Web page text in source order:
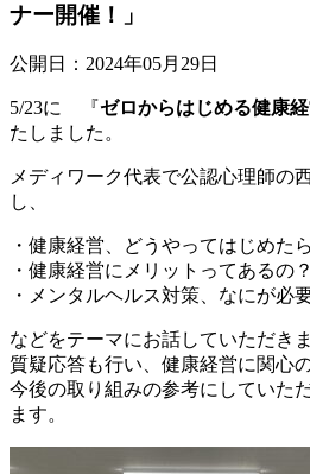
ナー開催！」
公開日：2024年05月29日
5/23に 『ゼロからはじめる健康
たしました。
メディワーク代表で公認心理師の
し、
・健康経営、どうやってはじめた
・健康経営にメリットってあるの？
・メンタルヘルス対策、なにが必
などをテーマにお話していただきま
質疑応答も行い、健康経営に関心
今後の取り組みの参考にしていた
ます。